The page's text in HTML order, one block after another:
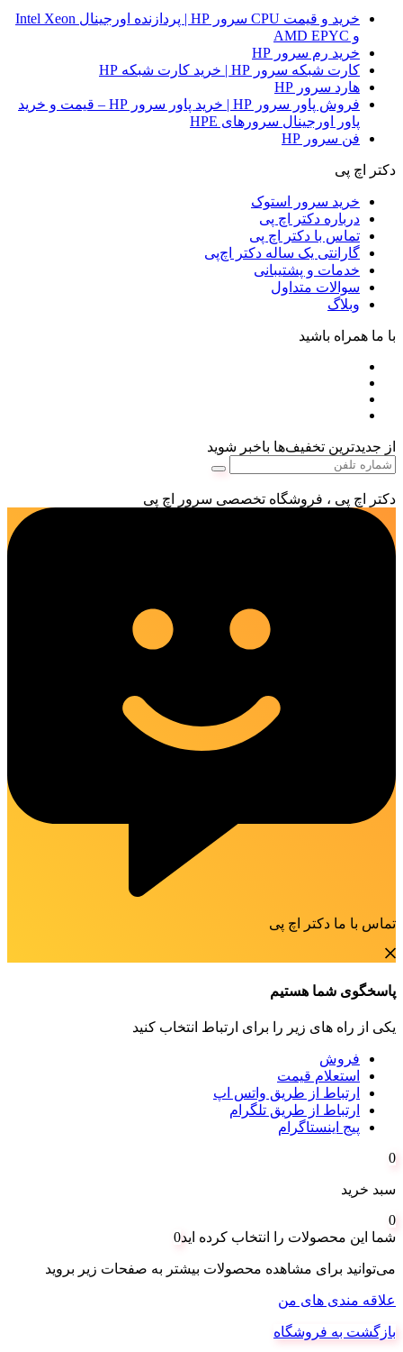
خرید و قیمت CPU سرور HP | پردازنده اورجینال Intel Xeon
و AMD EPYC
خرید رم سرور HP
کارت شبکه سرور HP | خرید کارت شبکه HP
هارد سرور HP
فروش پاور سرور HP | خرید پاور سرور HP – قیمت و خرید
پاور اورجینال سرورهای HPE
فن سرور HP
دکتر اچ پی
خرید سرور استوک
درباره دکتر اچ پی
تماس با دکتر اچ پی
گارانتی یک ساله دکتر اچ‌پی
خدمات و پشتیبانی
سوالات متداول
وبلاگ
با ما همراه باشید
از جدیدترین تخفیف‌ها باخبر شوید
دکتر اچ پی ، فروشگاه تخصصی سرور اچ پی
تماس با ما دکتر اچ پی
پاسخگوی شما هستیم
یکی از راه های زیر را برای ارتباط انتخاب کنید
فروش
استعلام قیمت
ارتباط از طریق واتس اپ
ارتباط از طریق تلگرام
پیج اینستاگرام
0
سبد خرید
0
شما این محصولات را انتخاب کرده اید0
می‌توانید برای مشاهده محصولات بیشتر به صفحات زیر بروید
علاقه مندی های من
بازگشت به فروشگاه